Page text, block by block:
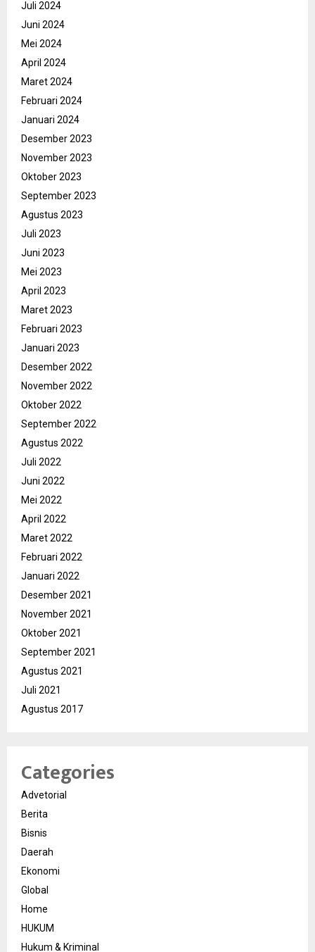
Juli 2024
Juni 2024
Mei 2024
April 2024
Maret 2024
Februari 2024
Januari 2024
Desember 2023
November 2023
Oktober 2023
September 2023
Agustus 2023
Juli 2023
Juni 2023
Mei 2023
April 2023
Maret 2023
Februari 2023
Januari 2023
Desember 2022
November 2022
Oktober 2022
September 2022
Agustus 2022
Juli 2022
Juni 2022
Mei 2022
April 2022
Maret 2022
Februari 2022
Januari 2022
Desember 2021
November 2021
Oktober 2021
September 2021
Agustus 2021
Juli 2021
Agustus 2017
Categories
Advetorial
Berita
Bisnis
Daerah
Ekonomi
Global
Home
HUKUM
Hukum & Kriminal